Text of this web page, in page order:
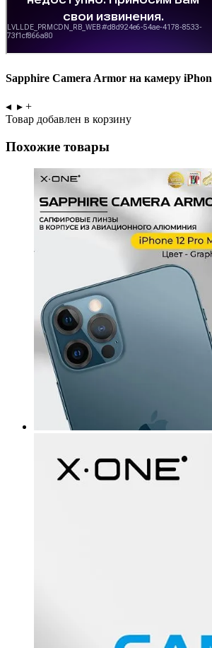
Sapphire Camera Armor на камеру
◂ ▸ +
Товар добавлен в корзину
Похожие товары